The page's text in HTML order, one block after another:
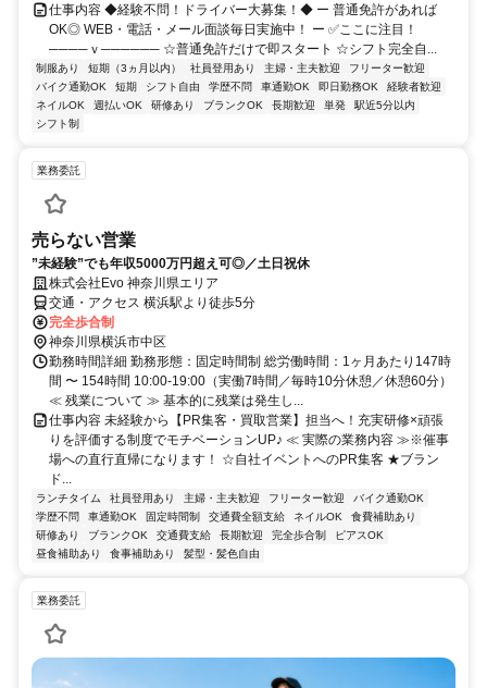
仕事内容 ◆経験不問！ドライバー大募集！◆ ー 普通免許があれば
OK◎ WEB・電話・メール面談毎日実施中！ ー ✅ここに注目！
────ｖ────── ☆普通免許だけで即スタート ☆シフト完全自...
制服あり 短期（3ヵ月以内） 社員登用あり 主婦・主夫歓迎
フリーター歓迎
バイク通勤OK
短期 シフト自由 学歴不問 車通勤OK 即日勤務OK
経験者歓迎
ネイルOK
週払いOK 研修あり ブランクOK 長期歓迎 単発
駅近5分以内
シフト制
業務委託
売らない営業
”未経験”でも年収5000万円超え可◎／土日祝休
株式会社Evo 神奈川県エリア
交通・アクセス 横浜駅より徒歩5分
完全歩合制
神奈川県横浜市中区
勤務時間詳細 勤務形態：固定時間制 総労働時間：1ヶ月あたり147時
間 〜 154時間 10:00-19:00（実働7時間／毎時10分休憩／休憩60分）
≪ 残業について ≫ 基本的に残業は発生し...
仕事内容 未経験から【PR集客・買取営業】担当へ！充実研修×頑張
りを評価する制度でモチベーションUP♪ ≪ 実際の業務内容 ≫※催事
場への直行直帰になります！ ☆自社イベントへのPR集客 ★ブラン
ド...
ランチタイム 社員登用あり 主婦・主夫歓迎 フリーター歓迎
バイク通勤OK
学歴不問
車通勤OK 固定時間制 交通費全額支給 ネイルOK
食費補助あり
研修あり
ブランクOK 交通費支給 長期歓迎 完全歩合制
ピアスOK
昼食補助あり
食事補助あり 髪型・髪色自由
業務委託